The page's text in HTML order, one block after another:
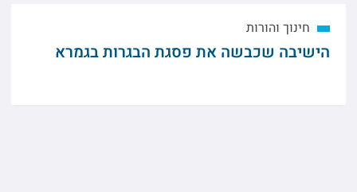
חינוך והורות
הישיבה שכבשה את פסגת הבגרות בגמרא